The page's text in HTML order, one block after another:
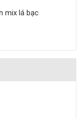
mix lá bạc